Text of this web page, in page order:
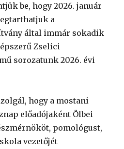
be, hogy 2026. január
a
által immár sokadik
Zselici
sorozatunk 2026. évi
hogy a mostani
előadójaként Ölbei
pomológust,
vezetőjét